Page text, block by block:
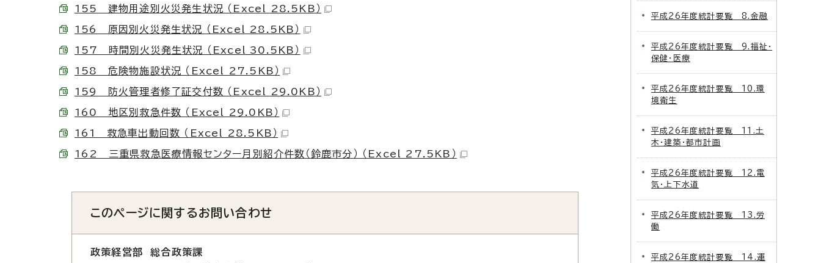
155 建物用途別火災発生状況 （Excel 28.5KB）
156 原因別火災発生状況 （Excel 28.5KB）
157 時間別火災発生状況 （Excel 30.5KB）
158 危険物施設状況 （Excel 27.5KB）
159 防火管理者修了証交付数 （Excel 29.0KB）
160 地区別救急件数 （Excel 29.0KB）
161 救急車出動回数 （Excel 28.5KB）
162 三重県救急医療情報センター月別紹介件数（鈴鹿市分） （Excel 27.5KB）
このページに関するお問い合わせ
政策経営部 総合政策課
平成26年度統計要覧 8.金融
平成26年度統計要覧 9.福祉・
保健・医療
平成26年度統計要覧 10.環
境衛生
平成26年度統計要覧 11.土
木・建築・都市計画
平成26年度統計要覧 12.電
気・上下水道
平成26年度統計要覧 13.労
働
平成26年度統計要覧 14.運